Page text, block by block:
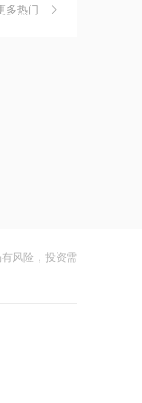
统
多热门
风险，投资需